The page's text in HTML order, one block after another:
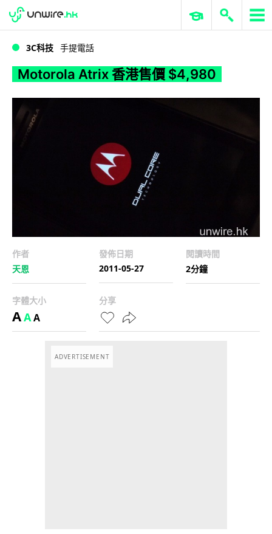
Motorola Atrix 香港售價 $4,980
WWDC 2026 ERP 與商業 AI
3C科技 手提電話
Motorola Atrix 香港售價 $4,980
作者
天恩
發佈日期
2011-05-27
閱讀時間
2分鐘
字體大小
AAA
分享
ADVERTISEMENT